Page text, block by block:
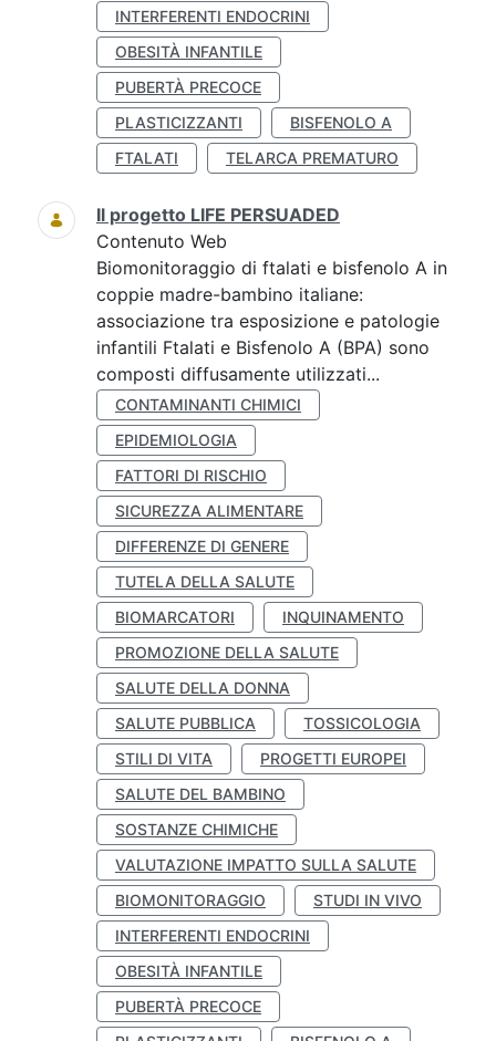
INTERFERENTI ENDOCRINI
OBESITÀ INFANTILE
PUBERTÀ PRECOCE
PLASTICIZZANTI
BISFENOLO A
FTALATI
TELARCA PREMATURO
Il progetto LIFE PERSUADED
Contenuto Web
Biomonitoraggio di ftalati e bisfenolo A in
coppie madre-bambino italiane:
associazione tra esposizione e patologie
infantili Ftalati e Bisfenolo A (BPA) sono
composti diffusamente utilizzati...
CONTAMINANTI CHIMICI
EPIDEMIOLOGIA
FATTORI DI RISCHIO
SICUREZZA ALIMENTARE
DIFFERENZE DI GENERE
TUTELA DELLA SALUTE
BIOMARCATORI
INQUINAMENTO
PROMOZIONE DELLA SALUTE
SALUTE DELLA DONNA
SALUTE PUBBLICA
TOSSICOLOGIA
STILI DI VITA
PROGETTI EUROPEI
SALUTE DEL BAMBINO
SOSTANZE CHIMICHE
VALUTAZIONE IMPATTO SULLA SALUTE
BIOMONITORAGGIO
STUDI IN VIVO
INTERFERENTI ENDOCRINI
OBESITÀ INFANTILE
PUBERTÀ PRECOCE